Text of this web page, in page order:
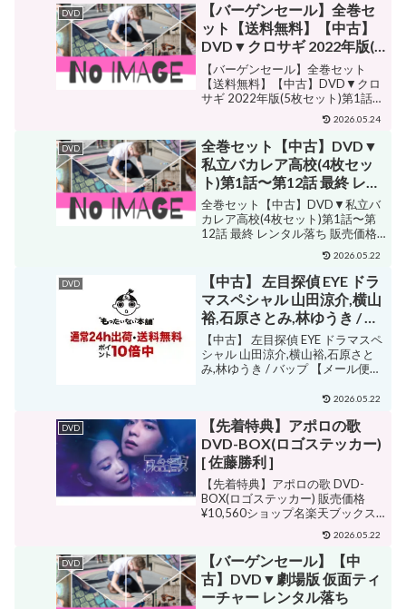
DVD
【バーゲンセール】全巻セ
ット【送料無料】【中古】
DVD▼クロサギ 2022年版(5
枚セット)第1話〜第10話 最
終 レンタル落ち ケース無
【バーゲンセール】全巻セット
【送料無料】【中古】DVD▼クロ
サギ 2022年版(5枚セット)第1話〜
第10話 最終 レンタル落ち ケース
無 販売価格¥6,027ショップ名中古
dvd販売 あいストアジャンルサス
ペンス・ミステリー購入する 邦...
2026.05.24
DVD
全巻セット【中古】DVD▼
私立バカレア高校(4枚セッ
ト)第1話〜第12話 最終 レン
タル落ち
全巻セット【中古】DVD▼私立バ
カレア高校(4枚セット)第1話〜第
12話 最終 レンタル落ち 販売価格
店ジャンル青春購入する ・森本慎
太郎・松村北斗・京本大我・田中
樹・ルイス・ジェシー・高地優
吾・島崎遥香...
2026.05.22
DVD
【中古】 左目探偵 EYE ドラ
マスペシャル 山田涼介,横山
裕,石原さとみ,林ゆうき / バ
ップ [DVD]【メール便送料
無料】【最短翌日配達対
応】
【中古】 左目探偵 EYE ドラマスペ
シャル 山田涼介,横山裕,石原さと
み,林ゆうき / バップ 【メール便送
売価格¥1,005ショップ名もったい
の他購入する 【メール便送料無
料...
2026.05.22
DVD
【先着特典】アポロの歌
DVD-BOX(ロゴステッカー)
[ 佐藤勝利 ]
【先着特典】アポロの歌 DVD-
BOX(ロゴステッカー) 販売価格
¥10,560ショップ名楽天ブックス
ジャンルその他購入する 【楽天ブ
ックスならいつでも送料無料】佐
藤勝利 高石あかり 西垣匠アポロノ
ウタ ディーブイディー ボックス
サトウシ...
2026.05.22
DVD
【バーゲンセール】【中
古】DVD▼劇場版 仮面ティ
ーチャー レンタル落ち